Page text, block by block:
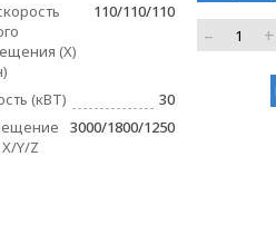
(X)
110/110/110
(кВТ)
30
Y/Z
3000/1800/1250
– +